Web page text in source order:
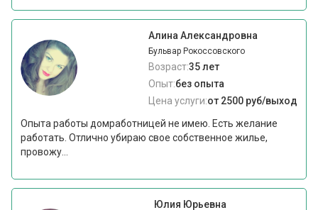
Алина Александровна
Бульвар Рокоссовского
Возраст:35 лет
Опыт:без опыта
Цена услуги:от 2500 руб/выход
Опыта работы домработницей не имею. Есть желание
работать. Отлично убираю свое собственное жилье,
провожу...
Юлия Юрьевна